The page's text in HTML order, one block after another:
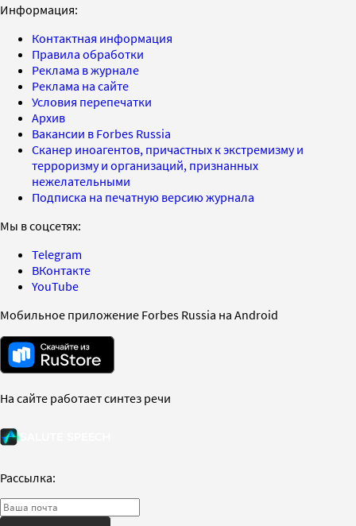
Информация:
Контактная информация
Правила обработки
Реклама в журнале
Реклама на сайте
Условия перепечатки
Архив
Вакансии в Forbes Russia
Сканер иноагентов, причастных к экстремизму и
терроризму и организаций, признанных
нежелательными
Подписка на печатную версию журнала
Мы в соцсетях:
Telegram
ВКонтакте
YouTube
Мобильное приложение Forbes Russia на Android
На сайте работает синтез речи
Рассылка: